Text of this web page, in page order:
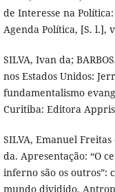
de Interesse na
Agenda Política, [S. l.],
SILVA, Ivan da;
nos Estados Unidos:
fundamentalismo
Curitiba: Editora
SILVA, Emanuel
da. Apresentação: “O
inferno são os outros”:
mundo dividido.